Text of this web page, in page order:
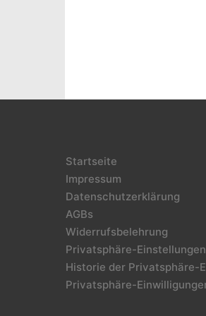
Startseite
Impressum
Datenschutzerklärung
AGBs
Widerrufsbelehrung
Privatsphäre-
Historie der Privatsphäre-
Privatsphäre-